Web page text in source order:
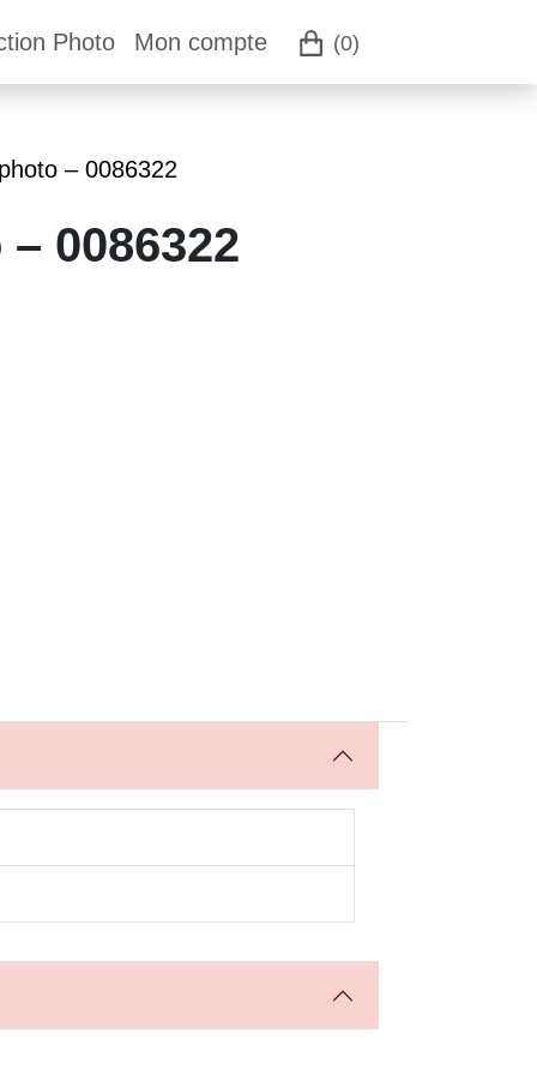
(0)
Photo Mon compte
– 0086322
0086322